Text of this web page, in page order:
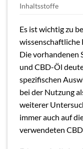
Inhaltsstoffe
Es ist wichtig zu
wissenschaftliche
Die vorhandenen
und CBD-Öl
spezifischen
bei der Nutzung
weiterer
immer auch auf
verwendeten